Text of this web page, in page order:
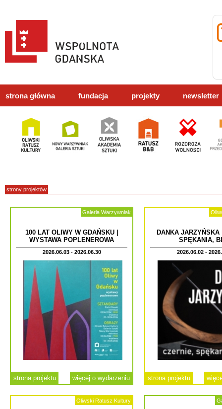
strona główna fundacja projekty newsletter
strony projektów
Galeria Warzywniak
100 LAT OLIWY W GDAŃSKU |
WYSTAWA POPLENEROWA
2026.06.03 - 2026.06.30
strona projektu więcej o wydarzeniu
DANKA JARZYŃSKA
SPĘKANIA,
2026.06.02 -
strona projektu
Oliwski Ratusz Kultury